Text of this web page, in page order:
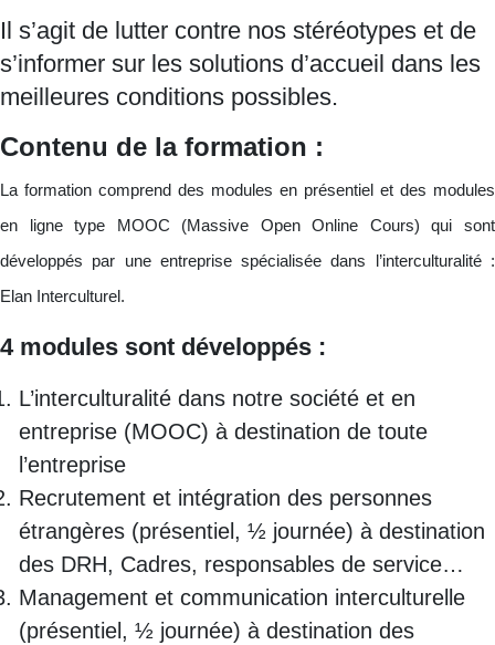
Il s’agit de lutter contre nos stéréotypes et de
s’informer sur les solutions d’accueil dans les
meilleures conditions possibles.
Contenu de la formation :
La formation comprend des modules en présentiel et des modules
en ligne type MOOC (Massive Open Online Cours) qui sont
développés par une entreprise spécialisée dans l’interculturalité :
Elan Interculturel.
4 modules sont développés :
L’interculturalité dans notre société et en
entreprise (MOOC) à destination de toute
l’entreprise
Recrutement et intégration des personnes
étrangères (présentiel, ½ journée) à destination
des DRH, Cadres, responsables de service…
Management et communication interculturelle
(présentiel, ½ journée) à destination des